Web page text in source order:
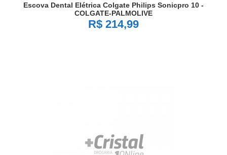
Escova Dental Elétrica Colgate Philips Sonicpro 10 -
COLGATE-PALMOLIVE
R$ 214,99